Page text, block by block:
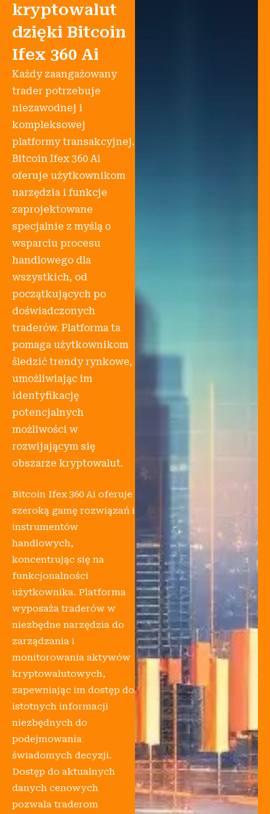
kryptowalut
dzięki Bitcoin
Ifex 360 Ai
Każdy zaangażowany
trader potrzebuje
niezawodnej i
kompleksowej
platformy transakcyjnej.
Bitcoin Ifex 360 Ai
oferuje użytkownikom
narzędzia i funkcje
zaprojektowane
specjalnie z myślą o
wsparciu procesu
handlowego dla
wszystkich, od
początkujących po
doświadczonych
traderów. Platforma ta
pomaga użytkownikom
śledzić trendy rynkowe,
umożliwiając im
identyfikację
potencjalnych
możliwości w
rozwijającym się
obszarze kryptowalut.
Bitcoin Ifex 360 Ai oferuje
szeroką gamę rozwiązań i
instrumentów
handlowych,
koncentrując się na
funkcjonalności
użytkownika. Platforma
wyposaża traderów w
niezbędne narzędzia do
zarządzania i
monitorowania aktywów
kryptowalutowych,
zapewniając im dostęp do
istotnych informacji
niezbędnych do
podejmowania
świadomych decyzji.
Dostęp do aktualnych
danych cenowych
pozwala traderom